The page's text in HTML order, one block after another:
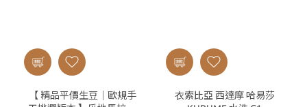
【 精品平價生豆｜歐規手
衣索比亞 西達摩 哈易莎